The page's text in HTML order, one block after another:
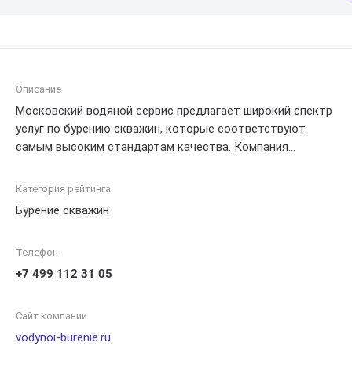
Описание
Московский водяной сервис предлагает широкий спектр
услуг по бурению скважин, которые соответствуют
самым высоким стандартам качества. Компания
создании и ремонте скважин в Москве и близлежащих
опытом работы гарантируют профессиональное
клиентов. Московский водяной сервис предлагает
надежные системы подземного водоснабжения и
клиентов. Откройте новые возможности с нами и
офиса.
Категория рейтинга
Бурение скважин
Телефон
+7 499 112 31 05
Сайт компании
vodynoi-burenie.ru